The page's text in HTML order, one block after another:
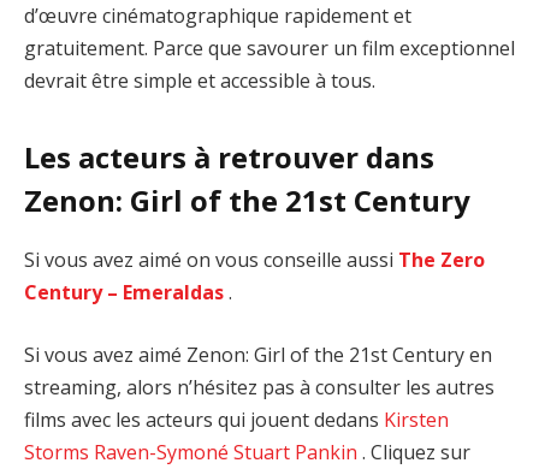
d’œuvre cinématographique rapidement et
gratuitement. Parce que savourer un film exceptionnel
devrait être simple et accessible à tous.
Les acteurs à retrouver dans
Zenon: Girl of the 21st Century
Si vous avez aimé on vous conseille aussi The Zero
Century – Emeraldas.
Si vous avez aimé Zenon: Girl of the 21st Century en
streaming, alors n’hésitez pas à consulter les autres
films avec les acteurs qui jouent dedans Kirsten
Storms Raven-Symoné Stuart Pankin . Cliquez sur